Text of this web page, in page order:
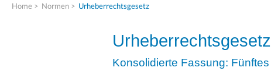
Home > Normen > Urheberrechtsgesetz
Urheberrechtsgesetz
Konsolidierte Fassung: